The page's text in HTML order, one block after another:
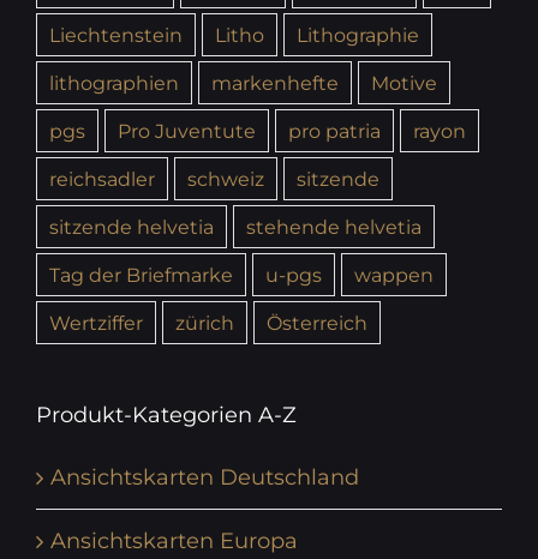
Liechtenstein
Litho
Lithographie
lithographien
markenhefte
Motive
pgs
Pro Juventute pro patria
rayon
reichsadler
schweiz
sitzende
sitzende helvetia
stehende helvetia
Tag der Briefmarke
u-pgs
wappen
Wertziffer
zürich Österreich
Produkt-Kategorien A-Z
Ansichtskarten Deutschland
Ansichtskarten Europa